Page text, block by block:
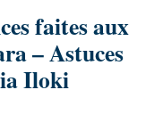
faites aux
– Astuces
Iloki